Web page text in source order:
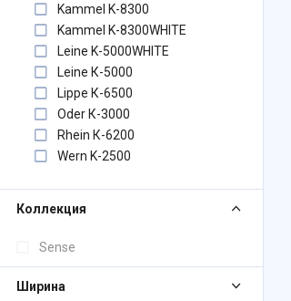
Kammel K-8300
Kammel K-8300WHITE
Leine K-5000WHITE
Leine К-5000
Lippe К-6500
Oder К-3000
Rhein К-6200
Wern K-2500
Коллекция
Sense
Ширина